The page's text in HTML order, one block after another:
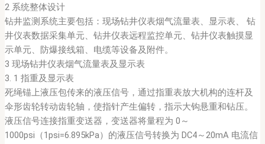
2 系统整体设计
钻井监测系统主要包括：现场钻井仪表烟气流量表、显示表、 钻
井仪表数据采集单元、钻井仪表远程监控单元、钻井仪表触摸显
示单元、防爆接线箱、电缆等设备及附件。
3 现场钻井仪表烟气流量表及显示表
3. 1 指重及显示表
死绳锚上液压包传来的液压信号，通过指重表放大机构的连杆及
伞形齿轮转动齿轮轴，使指针产生偏转，指示大钩悬重和钻压。
液压信号连接指重变送器，变送器将量程为 0～
1000psi（1psi=6.895kPa）的液压信号转换为 DC4～20mA 电流信